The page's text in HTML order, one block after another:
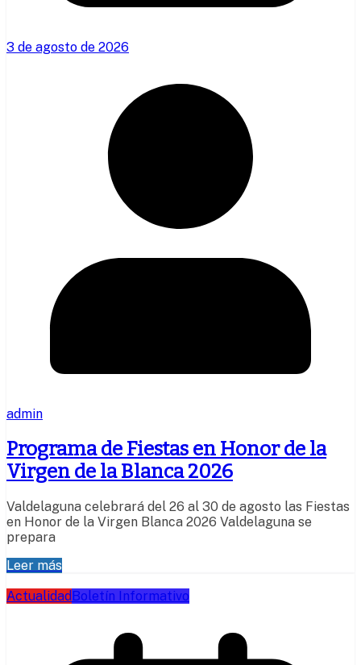
3 de agosto de 2026
admin
Programa de Fiestas en Honor de la
Virgen de la Blanca 2026
Valdelaguna celebrará del 26 al 30 de agosto las Fiestas
en Honor de la Virgen Blanca 2026 Valdelaguna se
prepara
Leer más
Actualidad Boletín Informativo